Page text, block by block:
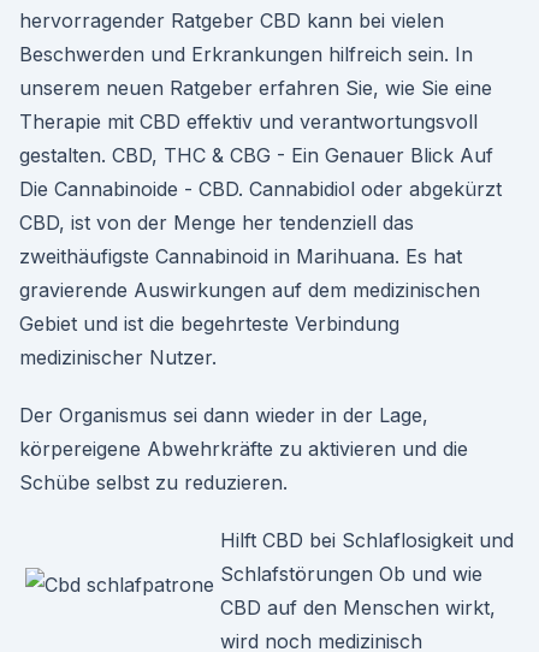
hervorragender Ratgeber CBD kann bei vielen
Beschwerden und Erkrankungen hilfreich sein. In
unserem neuen Ratgeber erfahren Sie, wie Sie eine
Therapie mit CBD effektiv und verantwortungsvoll
gestalten. CBD, THC & CBG - Ein Genauer Blick Auf
Die Cannabinoide - CBD. Cannabidiol oder abgekürzt
CBD, ist von der Menge her tendenziell das
zweithäufigste Cannabinoid in Marihuana. Es hat
gravierende Auswirkungen auf dem medizinischen
Gebiet und ist die begehrteste Verbindung
medizinischer Nutzer.
Der Organismus sei dann wieder in der Lage,
körpereigene Abwehrkräfte zu aktivieren und die
Schübe selbst zu reduzieren.
Hilft CBD bei Schlaflosigkeit und
Schlafstörungen Ob und wie
CBD auf den Menschen wirkt,
wird noch medizinisch